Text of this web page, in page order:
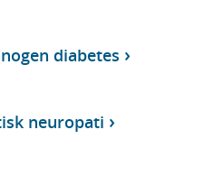
diabetes
neuropati